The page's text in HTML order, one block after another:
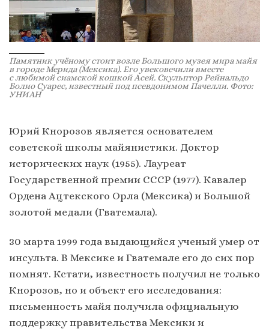
Памятник учёному стоит возле Большого музея мира майя
в городе Мерида (Мексика). Его увековечили вместе
с любимой сиамской кошкой Асей. Скульптор Рейнальдо
Болио Суарес, известный под псевдонимом Пачелли. Фото:
УНИАН
Юрий Кнорозов является основателем
советской школы майянистики. Доктор
исторических наук (1955). Лауреат
Государственной премии СССР (1977). Кавалер
Ордена Ацтекского Орла (Мексика) и Большой
золотой медали (Гватемала).
30 марта 1999 года выдающийся ученый умер от
инсульта. В Мексике и Гватемале его до сих пор
помнят. Кстати, известность получил не только
Кнорозов, но и объект его исследования:
письменность майя получила официальную
поддержку правительства Мексики и